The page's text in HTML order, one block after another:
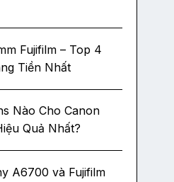
Fujifilm – Top 4
Tiền Nhất
Nào Cho Canon
Quả Nhất?
A6700 và Fujifilm